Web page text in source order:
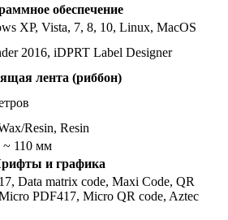
обеспечение
XP, Vista, 7, 8, 10, Linux, MacOS
2016, iDPRT Label Designer
лента (риббон)
Resin, Resin
110 мм
и графика
Data matrix code, Maxi Code, QR
PDF417, Micro QR code, Aztec